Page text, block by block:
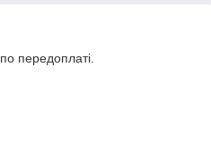
передоплаті.